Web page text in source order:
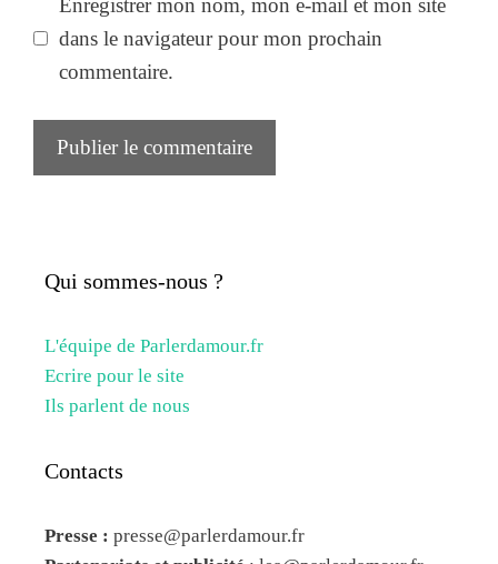
dans le navigateur pour mon prochain
commentaire.
Qui sommes-nous ?
L'équipe de Parlerdamour.fr
Ecrire pour le site
Ils parlent de nous
Contacts
Presse : presse@parlerdamour.fr